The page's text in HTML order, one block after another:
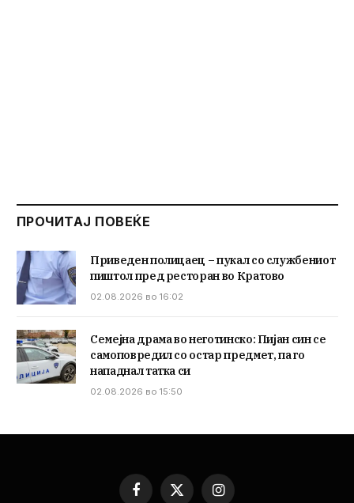
ПРОЧИТАЈ ПОВЕЌЕ
Приведен полицаец – пукал со службениот
пиштол пред ресторан во Кратово
02.08.2026 во 16:02
Семејна драма во неготинско: Пијан син се
самоповредил со остар предмет, па го
нападнал татка си
02.08.2026 во 15:50
Facebook
X Instagram